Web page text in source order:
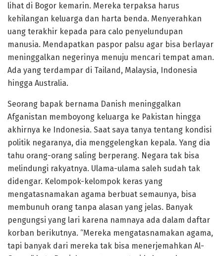
lihat di Bogor kemarin. Mereka terpaksa harus
kehilangan keluarga dan harta benda. Menyerahkan
uang terakhir kepada para calo penyelundupan
manusia. Mendapatkan paspor palsu agar bisa berlayar
meninggalkan negerinya menuju mencari tempat aman.
Ada yang terdampar di Tailand, Malaysia, Indonesia
hingga Australia.
Seorang bapak bernama Danish meninggalkan
Afganistan memboyong keluarga ke Pakistan hingga
akhirnya ke Indonesia. Saat saya tanya tentang kondisi
politik negaranya, dia menggelengkan kepala. Yang dia
tahu orang-orang saling berperang. Negara tak bisa
melindungi rakyatnya. Ulama-ulama saleh sudah tak
didengar. Kelompok-kelompok keras yang
mengatasnamakan agama berbuat semaunya, bisa
membunuh orang tanpa alasan yang jelas. Banyak
pengungsi yang lari karena namnaya ada dalam daftar
korban berikutnya. “Mereka mengatasnamakan agama,
tapi banyak dari mereka tak bisa menerjemahkan Al-